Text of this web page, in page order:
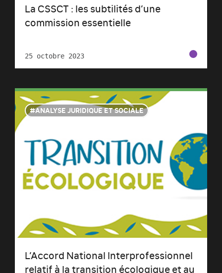
La CSSCT : les subtilités d’une
commission essentielle
25 octobre 2023
ANALYSE JURIDIQUE ET SOCIALE
L’Accord National Interprofessionnel
relatif à la transition écologique et au